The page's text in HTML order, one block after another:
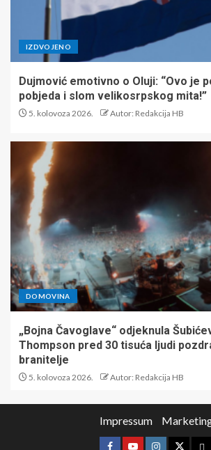
IZDVOJENO
Dujmović emotivno o Oluji: “Ovo je
pobjeda i slom velikosrpskog mita!”
5. kolovoza 2026. Autor: Redakcija HB
DOMOVINA
„Bojna Čavoglave“ odjeknula
Thompson pred 30 tisuća ljudi
branitelje
5. kolovoza 2026. Autor: Redakcija HB
Impressum